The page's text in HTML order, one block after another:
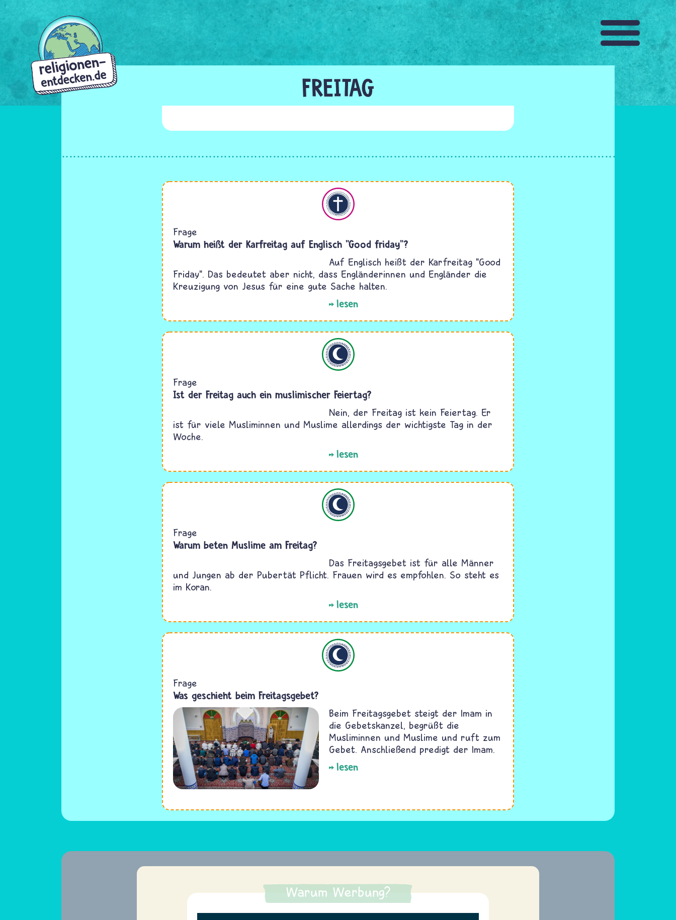
Direkt
FREITAG
Frage
Warum heißt der Karfreitag auf Englisch "Good friday"?
Auf Englisch heißt der Karfreitag "Good
Friday". Das bedeutet aber nicht, dass Engländerinnen und Engländer die
Kreuzigung von Jesus für eine gute Sache halten.
lesen
Frage
Ist der Freitag auch ein muslimischer Feiertag?
Nein, der Freitag ist kein Feiertag. Er
ist für viele Musliminnen und Muslime allerdings der wichtigste Tag in der
Woche.
lesen
Frage
Warum beten Muslime am Freitag?
Das Freitagsgebet ist für alle Männer
und Jungen ab der Pubertät Pflicht. Frauen wird es empfohlen. So steht es
im Koran.
lesen
Frage
Was geschieht beim Freitagsgebet?
Beim Freitagsgebet steigt der Imam in
die Gebetskanzel, begrüßt die
Musliminnen und Muslime und ruft zum
Gebet. Anschließend predigt der Imam.
lesen
Warum Werbung?